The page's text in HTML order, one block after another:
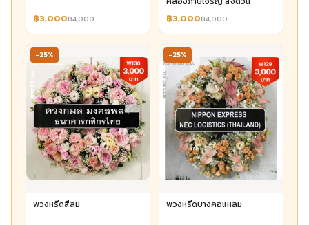
฿3,000฿4,000 ฿3,000฿4,000
-25%
พวงหรีดสีลม
-25%
พวงหรีดบางคอแหลม